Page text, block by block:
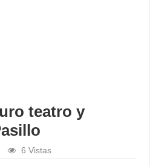
teatro y
6 Vistas